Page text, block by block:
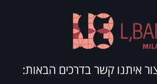
איתנו קשר בדרכים הבאות: